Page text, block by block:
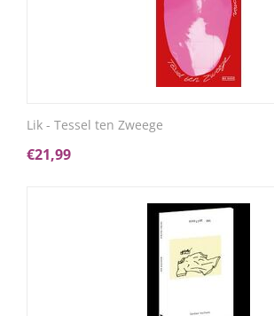
Lik - Tessel ten Zweege
€21,99